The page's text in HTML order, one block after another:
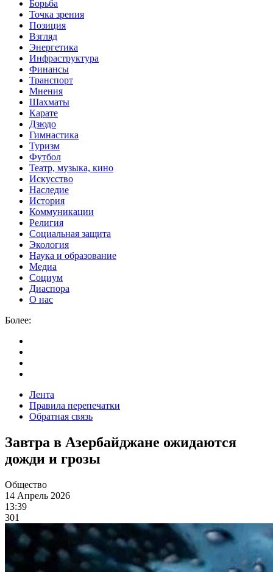
Борьба
Точка зрения
Позиция
Взгляд
Энергетика
Инфраструктура
Финансы
Транспорт
Мнения
Шахматы
Карате
Дзюдо
Гимнастика
Туризм
Футбол
Театр, музыка, кино
Искусство
Наследие
История
Коммуникации
Религия
Социальная защита
Экология
Наука и образование
Медиа
Социум
Диаспора
О нас
Более:
Лента
Правила перепечатки
Обратная связь
Завтра в Азербайджане ожидаются
дожди и грозы
Общество
14 Апрель 2026
13:39
301